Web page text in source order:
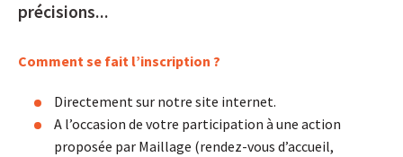
précisions...
Comment se fait l’inscription ?
Directement sur notre site internet.
A l’occasion de votre participation à une action
proposée par Maillage (rendez-vous d’accueil,